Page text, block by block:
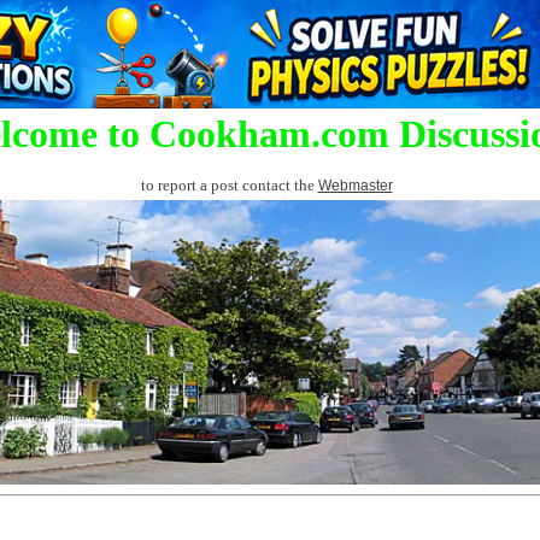
to Cookham.com
to report a post contact the Webmaster